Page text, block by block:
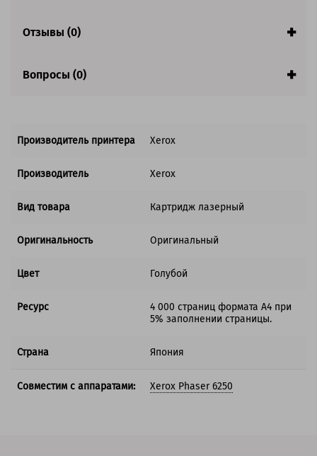
Отзывы (0)
Вопросы (0)
Производитель принтера Xerox
Производитель Xerox
Вид товара Картридж лазерный
Оригинальность Оригинальный
Цвет Голубой
Ресурс
4 000 страниц формата А4 при
5% заполнении страницы.
Страна Япония
Совместим с аппаратами: Xerox Phaser 6250